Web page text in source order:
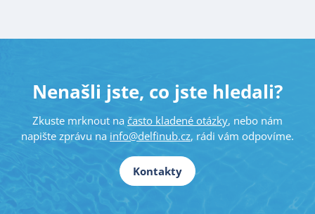
Nenašli jste, co jste hledali?
Zkuste mrknout na často kladené otázky, nebo nám
napište zprávu na info@delfinub.cz, rádi vám odpovíme.
Kontakty